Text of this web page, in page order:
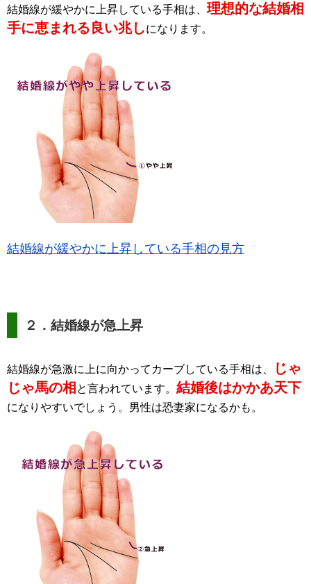
結婚線が緩やかに上昇している手相は、 理想的な結婚相
手に恵まれる良い兆しになります。
結婚線が緩やかに上昇している手相の見方
２．結婚線が急上昇
結婚線が急激に上に向かってカーブしている手相は、
じゃ
じゃ馬の相 と言われています。 結婚後はかかあ天下
になりやすいでしょう。男性は恐妻家になるかも。